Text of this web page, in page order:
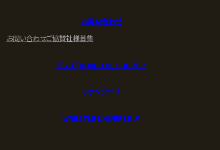
お問い合わせ
お問い合わせご協賛社様募集
グッズ (NOAH THE SHOP) ↗︎
ファンクラブ
WRESTLE UNIVERSE ↗︎